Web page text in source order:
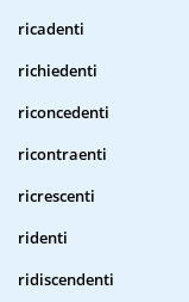
ricadenti
richiedenti
riconcedenti
ricontraenti
ricrescenti
ridenti
ridiscendenti